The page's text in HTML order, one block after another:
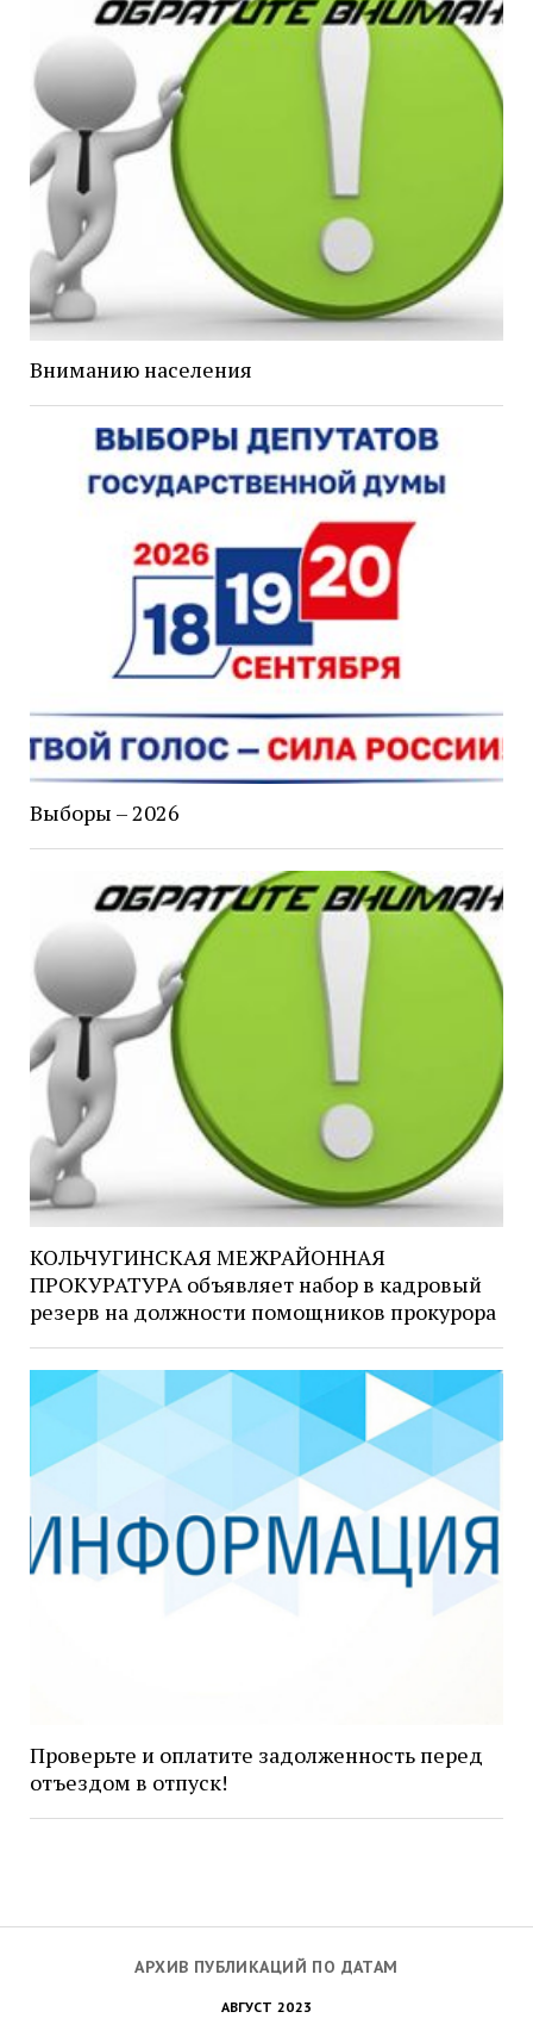
АРХИВ ПУБЛИКАЦИЙ ПО ДАТАМ
АВГУСТ 2023
Вниманию населения
Выборы – 2026
КОЛЬЧУГИНСКАЯ МЕЖРАЙОННАЯ
ПРОКУРАТУРА объявляет набор в кадровый
резерв на должности помощников прокурора
Проверьте и оплатите задолженность перед
отъездом в отпуск!